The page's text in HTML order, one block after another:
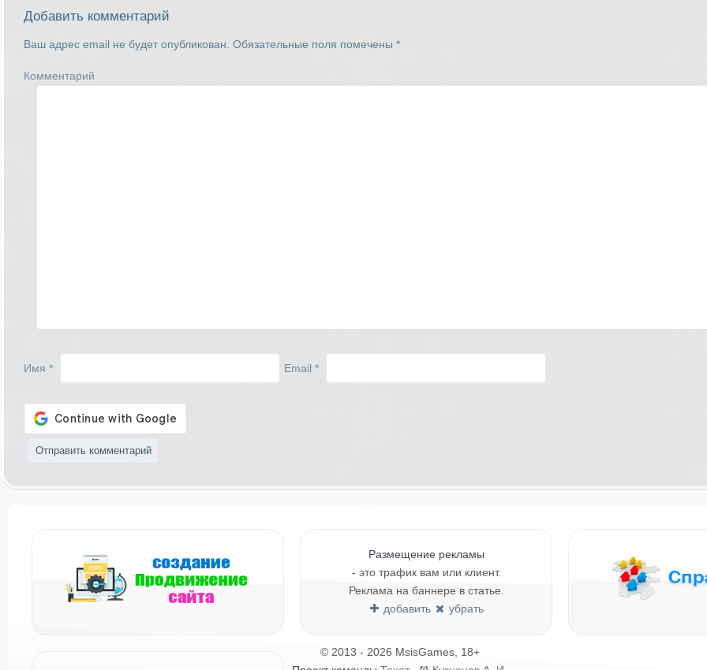
Добавить комментарий
Ваш адрес email не будет опубликован. Обязательные поля помечены *
Комментарий
Имя * Email *
Размещение рекламы
- это трафик вам или клиент.
Реклама на баннере в статье.
добавить
убрать
© 2013 - 2026 MsisGames, 18+